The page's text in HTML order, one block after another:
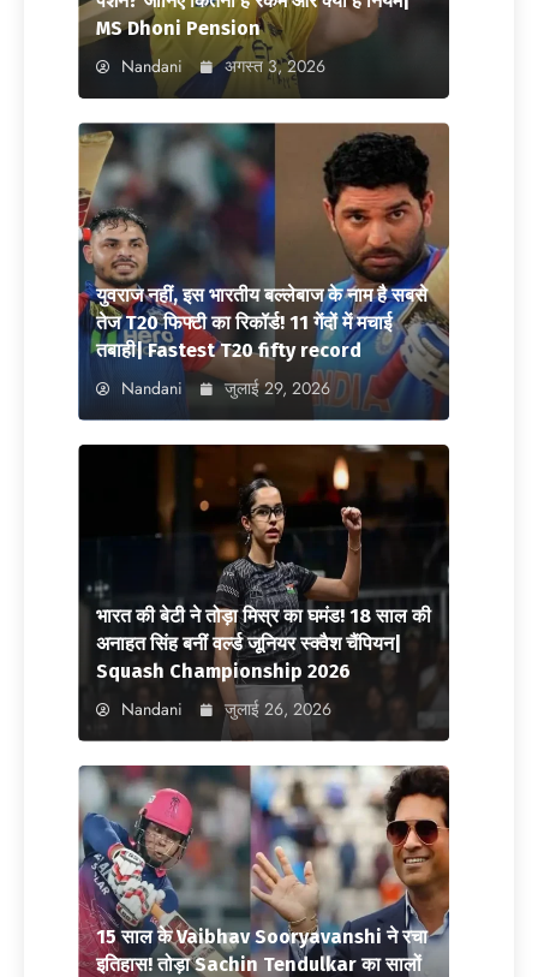
MS Dhoni Pension
Nandani अगस्त 3, 2026
युवराज नहीं, इस भारतीय बल्लेबाज के नाम है सबसे
तेज T20 फिफ्टी का रिकॉर्ड! 11 गेंदों में मचाई
तबाही| Fastest T20 fifty record
Nandani जुलाई 29, 2026
भारत की बेटी ने तोड़ा मिस्र का घमंड! 18 साल की
अनाहत सिंह बनीं वर्ल्ड जूनियर स्क्वैश चैंपियन|
Squash Championship 2026
Nandani जुलाई 26, 2026
15 साल के Vaibhav Sooryavanshi ने रचा
इतिहास! तोड़ा Sachin Tendulkar का सालों